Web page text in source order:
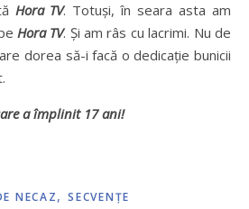
Hora TV. Totuşi, în seara asta am
Hora TV. Şi am râs cu lacrimi. Nu de
dorea să-i facă o dedicaţie bunicii
a împlinit 17 ani!
NECAZ,SECVENŢE